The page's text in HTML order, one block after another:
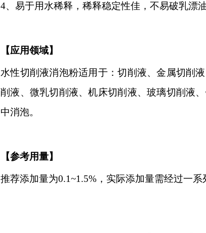
4、易于用水稀释，稀释稳定性佳，不易破乳漂
【应用领域】
水性切削液消泡粉适用于：切削液、金属切削
削液、微乳切削液、机床切削液、玻璃切削液
中消泡。
【参考用量】
推荐添加量为0.1~1.5%，实际添加量需经过一系